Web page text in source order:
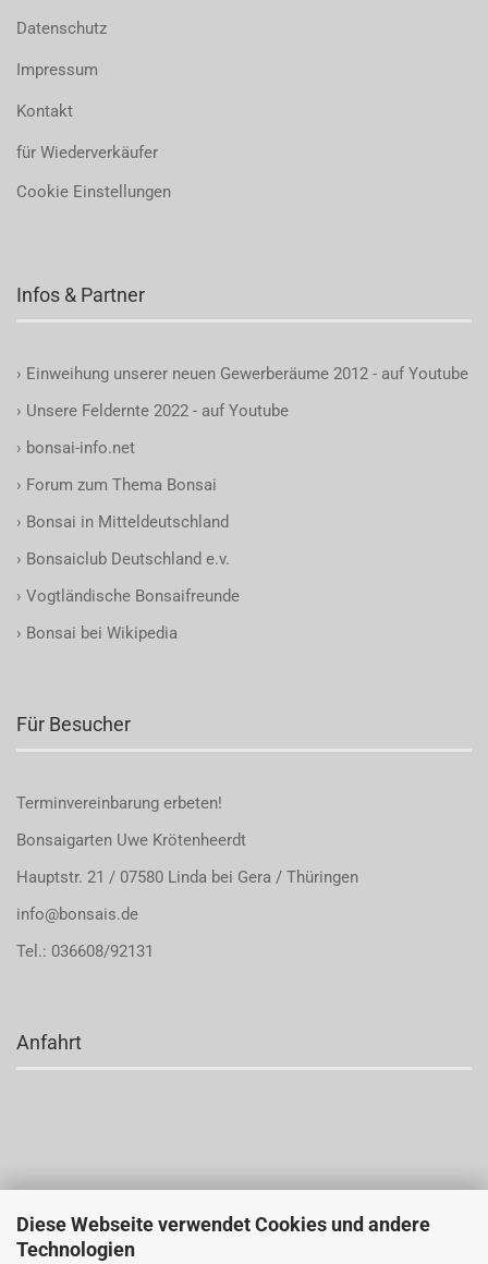
Diese Webseite verwendet Cookies und andere
Technologien
Datenschutz
Impressum
Kontakt
für Wiederverkäufer
Cookie Einstellungen
Infos & Partner
› Einweihung unserer neuen Gewerberäume 2012 - auf Youtube
› Unsere Feldernte 2022 - auf Youtube
› bonsai-info.net
› Forum zum Thema Bonsai
› Bonsai in Mitteldeutschland
› Bonsaiclub Deutschland e.v.
› Vogtländische Bonsaifreunde
› Bonsai bei Wikipedia
Für Besucher
Terminvereinbarung erbeten!
Bonsaigarten Uwe Krötenheerdt
Hauptstr. 21 / 07580 Linda bei Gera / Thüringen
info@bonsais.de
Tel.: 036608/92131
Anfahrt